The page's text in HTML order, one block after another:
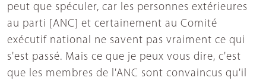
peut que spéculer, car les personnes extérieures
au parti [ANC] et certainement au Comité
exécutif national ne savent pas vraiment ce qui
s'est passé. Mais ce que je peux vous dire, c'est
que les membres de l'ANC sont convaincus qu'il